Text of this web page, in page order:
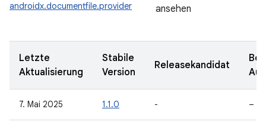
androidx.documentfile.provider
ansehen
Letzte
Aktualisierung
Stabile
Version
Releasekandidat
7. Mai 2025 1.1.0 - –